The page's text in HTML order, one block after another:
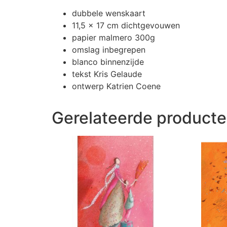
dubbele wenskaart
11,5 x 17 cm dichtgevouwen
papier malmero 300g
omslag inbegrepen
blanco binnenzijde
tekst Kris Gelaude
ontwerp Katrien Coene
Gerelateerde